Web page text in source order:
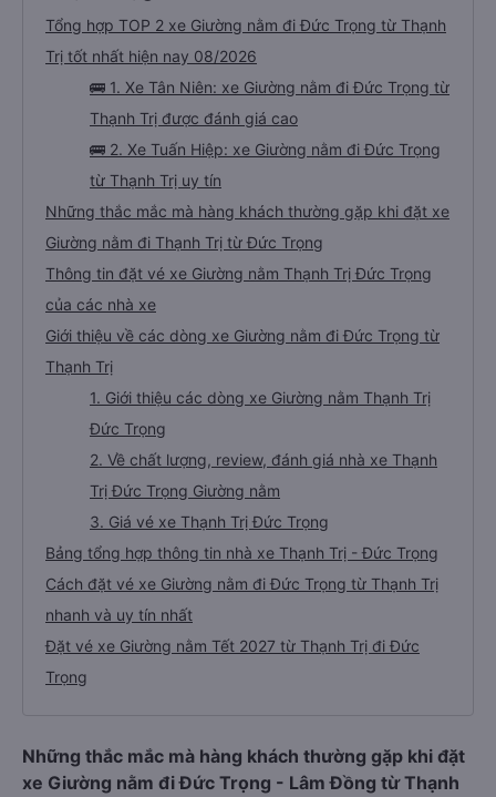
Tổng hợp TOP 2 xe Giường nằm đi Đức Trọng từ Thạnh
Trị tốt nhất hiện nay 08/2026
🚌 1. Xe Tân Niên: xe Giường nằm đi Đức Trọng từ
Thạnh Trị được đánh giá cao
🚌 2. Xe Tuấn Hiệp: xe Giường nằm đi Đức Trọng
từ Thạnh Trị uy tín
Những thắc mắc mà hàng khách thường gặp khi đặt xe
Giường nằm đi Thạnh Trị từ Đức Trọng
Thông tin đặt vé xe Giường nằm Thạnh Trị Đức Trọng
của các nhà xe
Giới thiệu về các dòng xe Giường nằm đi Đức Trọng từ
Thạnh Trị
1. Giới thiệu các dòng xe Giường nằm Thạnh Trị
Đức Trọng
2. Về chất lượng, review, đánh giá nhà xe Thạnh
Trị Đức Trọng Giường nằm
3. Giá vé xe Thạnh Trị Đức Trọng
Bảng tổng hợp thông tin nhà xe Thạnh Trị - Đức Trọng
Cách đặt vé xe Giường nằm đi Đức Trọng từ Thạnh Trị
nhanh và uy tín nhất
Đặt vé xe Giường nằm Tết 2027 từ Thạnh Trị đi Đức
Trọng
Những thắc mắc mà hàng khách thường gặp khi đặt
xe Giường nằm đi Đức Trọng - Lâm Đồng từ Thạnh